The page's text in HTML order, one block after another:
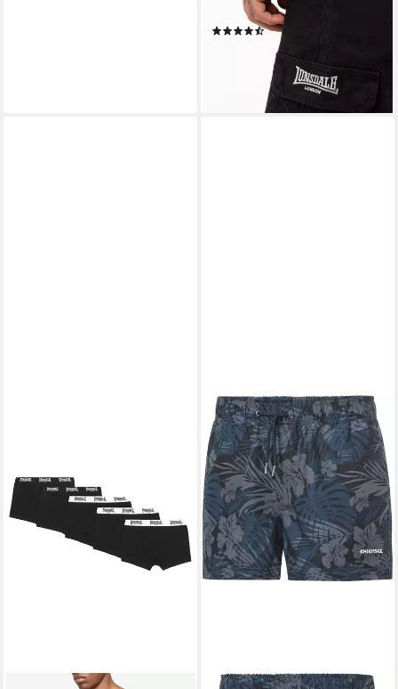
Baumwolle, gerader Schnitt
(27)
lieferbar - in 2-3 Werktagen bei dir